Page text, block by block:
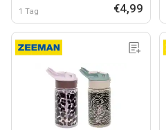
1 Tag €4,99